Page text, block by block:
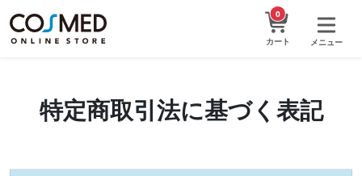
0
カート メニュー
特定商取引法に基づく表記